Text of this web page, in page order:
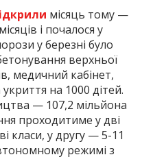
місяць тому —
і почалося у
у березні було
верхньої
медичний кабінет,
на 1000 дітей.
— 107,2 мільйона
проходитиме у дві
класи, у другу — 5-11
режимі з